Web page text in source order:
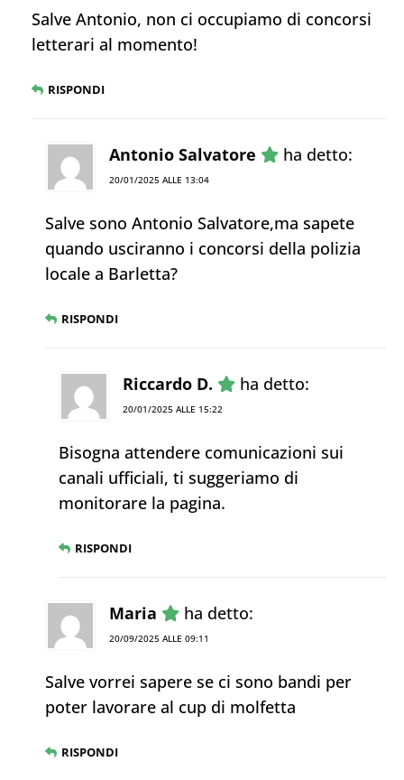
Salve Antonio, non ci occupiamo di concorsi
letterari al momento!
RISPONDI
Antonio Salvatore ha detto:
20/01/2025 ALLE 13:04
Salve sono Antonio Salvatore,ma sapete
quando usciranno i concorsi della polizia
locale a Barletta?
RISPONDI
Riccardo D. ha detto:
20/01/2025 ALLE 15:22
Bisogna attendere comunicazioni sui
canali ufficiali, ti suggeriamo di
monitorare la pagina.
RISPONDI
Maria ha detto:
20/09/2025 ALLE 09:11
Salve vorrei sapere se ci sono bandi per
poter lavorare al cup di molfetta
RISPONDI